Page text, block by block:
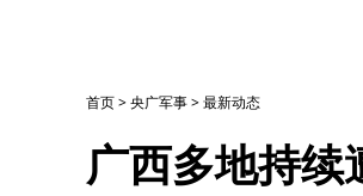
首页>央广军事>最新动态
广西多地持续